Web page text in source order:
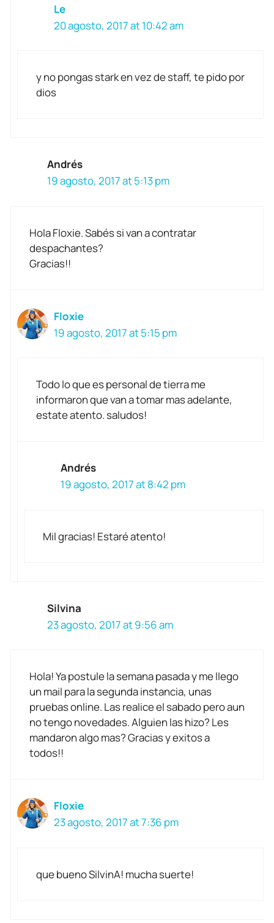
Le
20 agosto, 2017 at 10:42 am
y no pongas stark en vez de staff, te pido por
dios
Andrés
19 agosto, 2017 at 5:13 pm
Hola Floxie. Sabés si van a contratar
despachantes?
Gracias!!
Floxie
19 agosto, 2017 at 5:15 pm
Todo lo que es personal de tierra me
informaron que van a tomar mas adelante,
estate atento. saludos!
Andrés
19 agosto, 2017 at 8:42 pm
Mil gracias! Estaré atento!
Silvina
23 agosto, 2017 at 9:56 am
Hola! Ya postule la semana pasada y me llego
un mail para la segunda instancia, unas
pruebas online. Las realice el sabado pero aun
no tengo novedades. Alguien las hizo? Les
mandaron algo mas? Gracias y exitos a
todos!!
Floxie
23 agosto, 2017 at 7:36 pm
que bueno SilvinA! mucha suerte!